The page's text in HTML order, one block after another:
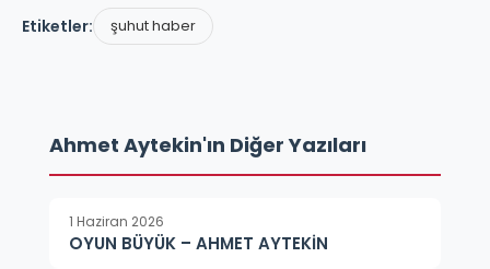
Etiketler: şuhut haber
Ahmet Aytekin'ın Diğer Yazıları
1 Haziran 2026
OYUN BÜYÜK – AHMET AYTEKİN